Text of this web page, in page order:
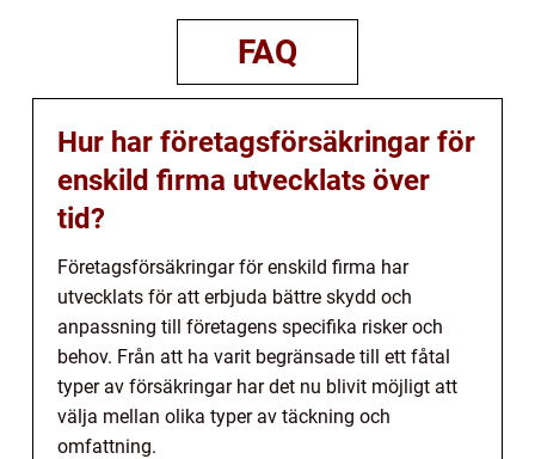
FAQ
Hur har företagsförsäkringar för
enskild firma utvecklats över
tid?
Företagsförsäkringar för enskild firma har
utvecklats för att erbjuda bättre skydd och
anpassning till företagens specifika risker och
behov. Från att ha varit begränsade till ett fåtal
typer av försäkringar har det nu blivit möjligt att
välja mellan olika typer av täckning och
omfattning.